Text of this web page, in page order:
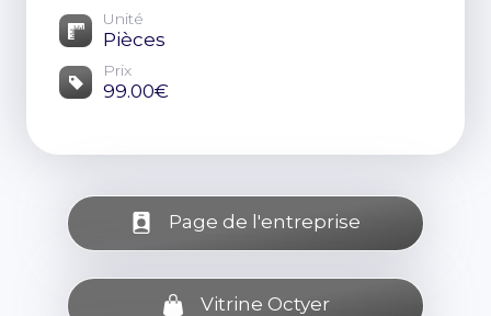
Unité
Pièces
Prix
99.00€
Page de l'entreprise
Vitrine Octyer